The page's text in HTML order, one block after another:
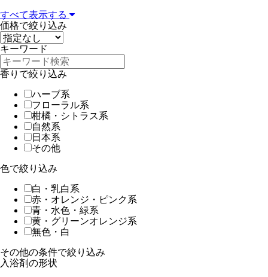
すべて表示する
価格で絞り込み
キーワード
香りで絞り込み
ハーブ系
フローラル系
柑橘・シトラス系
自然系
日本系
その他
色で絞り込み
白・乳白系
赤・オレンジ・ピンク系
青・水色・緑系
黄・グリーンオレンジ系
無色・白
その他の条件で絞り込み
入浴剤の形状